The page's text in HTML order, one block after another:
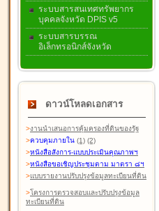
ระบบสารสนเทศทรัพยากร
บุคคลจังหวัด DPIS v5
ระบบสารบรรณ
อิเล็กทรอนิกส์จังหวัด
ดาวน์โหลดเอกสาร
>งานนำเสนอการคุ้มครองที่ดินของรัฐ
>ควบคุมภายใน (1) (2)
>หนังสือสังการ-แบบประเมินคุณภาพฯ
>หนังสือขอเชิญประชุมตาม มาตรา ๘ฯ
>แบบรายงานปรับปรุงข้อมูลทะเบียนที่ดิน
>โครงการตรวจสอบและปรับปรุงข้อมูล
ทะเบียนที่ดิน